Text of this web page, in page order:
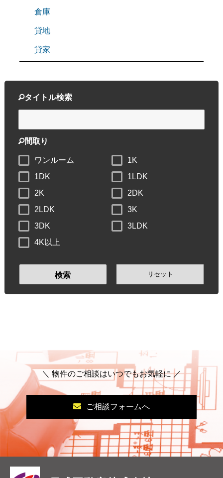
倉庫
貸地
貸家
タイトル検索
間取り
ワンルーム
1K
1DK
1LDK
2K
2DK
2LDK
3K
3DK
3LDK
4K以上
検索 リセット
＼ 物件のご相談はいつでもお気軽に ／
ご相談フォームへ